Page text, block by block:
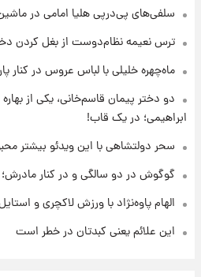
۱۱ ساعت پیش
۱۷ مرداد ۱۴۰۵
سلفی‌های پی‌درپی هلیا امامی در
ترس نعیمه نظام‌دوست از بغل کردن
ماه‌چهره خلیلی با لباس عروس در کنار
دو دختر پیمان قاسم‌خانی، یکی از بهاره
ابراهیمی؛ در یک قاب!
سحر دولتشاهی با این ویدئو بیشتر
گوگوش در دو سالگی و در کنار مادرش؛
الهام پاوه‌نژاد با ورزش لاکچری و
این علائم یعنی کبدتان در خطر است